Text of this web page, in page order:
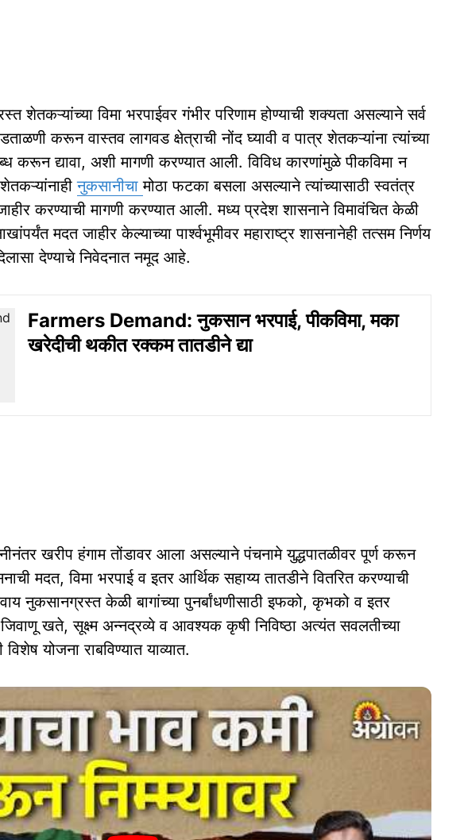
शेतकऱ्यांच्या विमा भरपाईवर गंभीर परिणाम होण्याची शक्यता असल्याने सर्व
करून वास्तव लागवड क्षेत्राची नोंद घ्यावी व पात्र शेतकऱ्यांना त्यांच्या
करून द्यावा, अशी मागणी करण्यात आली. विविध कारणांमुळे पीकविमा न
नुकसानीचामोठा फटका बसला असल्याने त्यांच्यासाठी स्वतंत्र
करण्याची मागणी करण्यात आली. मध्य प्रदेश शासनाने विमावंचित केळी
मदत जाहीर केल्याच्या पार्श्वभूमीवर महाराष्ट्र शासनानेही तत्सम निर्णय
देण्याचे निवेदनात नमूद आहे.
Farmers Demand: नुकसान भरपाई, पीकविमा, मका
खरेदीची थकीत रक्कम तातडीने द्या
खरीप हंगाम तोंडावर आला असल्याने पंचनामे युद्धपातळीवर पूर्ण करून
मदत, विमा भरपाई व इतर आर्थिक सहाय्य तातडीने वितरित करण्याची
नुकसानग्रस्त केळी बागांच्या पुनर्बांधणीसाठी इफको, कृभको व इतर
जिवाणू खते, सूक्ष्म अन्नद्रव्ये व आवश्यक कृषी निविष्ठा अत्यंत सवलतीच्या
योजना राबविण्यात याव्यात.